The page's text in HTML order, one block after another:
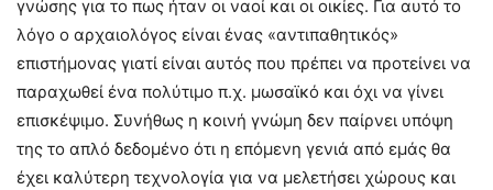
γνώσης για το πως ήταν οι ναοί και οι οικίες. Για αυτό το
λόγο ο αρχαιολόγος είναι ένας «αντιπαθητικός»
επιστήμονας γιατί είναι αυτός που πρέπει να προτείνει να
παραχωθεί ένα πολύτιμο π.χ. μωσαϊκό και όχι να γίνει
επισκέψιμο. Συνήθως η κοινή γνώμη δεν παίρνει υπόψη
της το απλό δεδομένο ότι η επόμενη γενιά από εμάς θα
έχει καλύτερη τεχνολογία για να μελετήσει χώρους και